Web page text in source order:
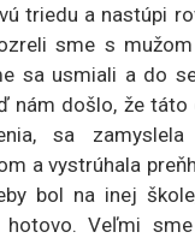
triedu a nastúpi
sme s
sa usmiali a do
nám došlo, že
sa
a vystrúhala
bol na inej
hotovo. Veľmi